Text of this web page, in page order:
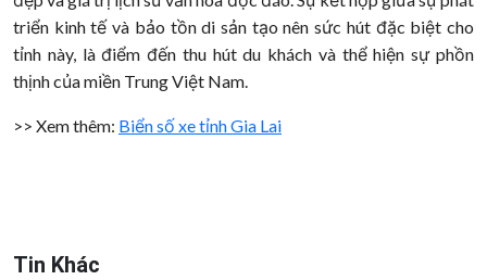
triển kinh tế và bảo tồn di sản tạo nên sức hút đặc biệt cho
tỉnh này, là điểm đến thu hút du khách và thể hiện sự phồn
thịnh của miền Trung Việt Nam.
>> Xem thêm: Biển số xe tỉnh Gia Lai
Tin Khác